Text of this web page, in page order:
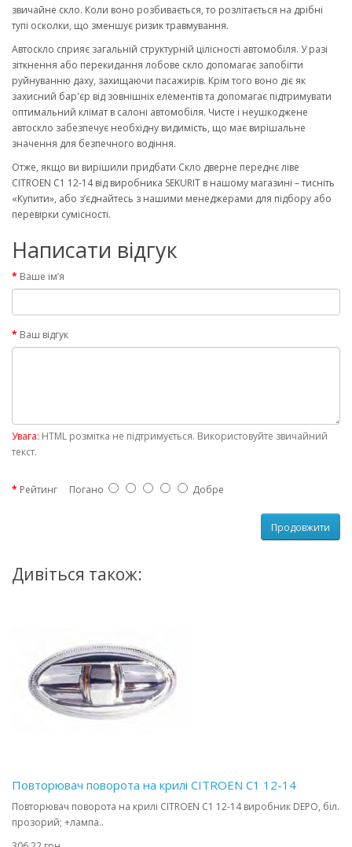
звичайне скло. Коли воно розбивається, то розлітається на дрібні
тупі осколки, що зменшує ризик травмування.
Автоскло сприяє загальній структурній цілісності автомобіля. У разі
зіткнення або перекидання лобове скло допомагає запобігти
руйнуванню даху, захищаючи пасажирів. Крім того воно діє як
захисний бар'єр від зовнішніх елементів та допомагає підтримувати
оптимальний клімат в салоні автомобіля. Чисте і неушкоджене
автоскло забезпечує необхідну видимість, що має вирішальне
значення для безпечного водіння.
Отже, якщо ви вирішили придбати Скло дверне переднє ліве
CITROEN C1 12-14 від виробника SEKURIT в нашому магазині – тисніть
«Купити», або з’єднайтесь з нашими менеджерами для підбору або
перевірки сумісності.
Написати відгук
Ваше ім’я
Ваш відгук
Увага: HTML розмітка не підтримується. Використовуйте звичайний
текст.
Рейтинг Погано Добре
Продовжити
Дивіться також:
Повторювач поворота на крилі CITROEN C1 12-14
Повторювач поворота на крилі CITROEN C1 12-14 виробник DEPO, біл.
прозорий; +лампа..